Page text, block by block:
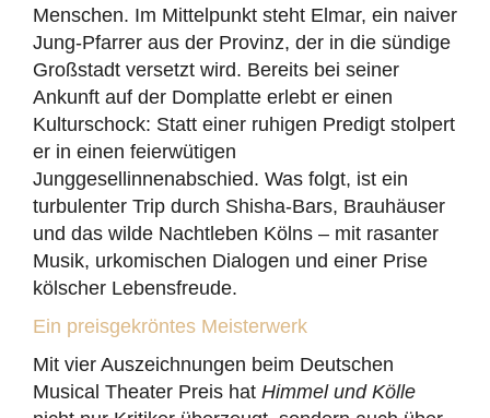
Menschen. Im Mittelpunkt steht Elmar, ein naiver
Jung-Pfarrer aus der Provinz, der in die sündige
Großstadt versetzt wird. Bereits bei seiner
Ankunft auf der Domplatte erlebt er einen
Kulturschock: Statt einer ruhigen Predigt stolpert
er in einen feierwütigen
Junggesellinnenabschied. Was folgt, ist ein
turbulenter Trip durch Shisha-Bars, Brauhäuser
und das wilde Nachtleben Kölns – mit rasanter
Musik, urkomischen Dialogen und einer Prise
kölscher Lebensfreude.
Ein preisgekröntes Meisterwerk
Mit vier Auszeichnungen beim Deutschen
Musical Theater Preis hat Himmel und Kölle